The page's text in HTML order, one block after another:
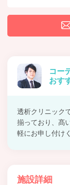
コー
おす
透析クリニック
揃っており、髙
軽にお申し付け
施設詳細